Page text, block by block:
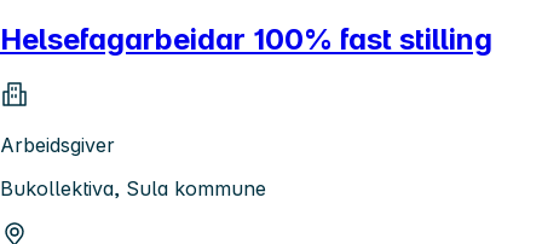
Helsefagarbeidar 100% fast stilling
Arbeidsgiver
Bukollektiva, Sula kommune